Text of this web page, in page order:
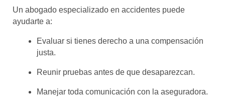
Un abogado especializado en accidentes puede
ayudarte a:
Evaluar si tienes derecho a una compensación
justa.
Reunir pruebas antes de que desaparezcan.
Manejar toda comunicación con la aseguradora.